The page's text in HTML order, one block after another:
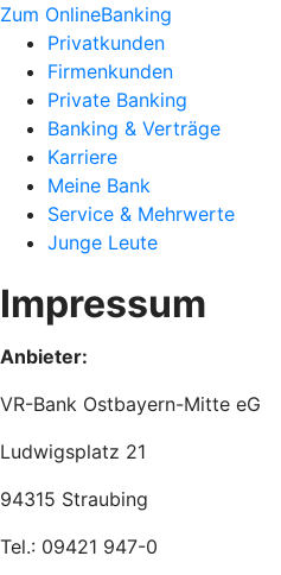
Zum OnlineBanking
Privatkunden
Firmenkunden
Private Banking
Banking & Verträge
Karriere
Meine Bank
Service & Mehrwerte
Junge Leute
Impressum
Anbieter:
VR-Bank Ostbayern-Mitte eG
Ludwigsplatz 21
94315 Straubing
Tel.: 09421 947-0